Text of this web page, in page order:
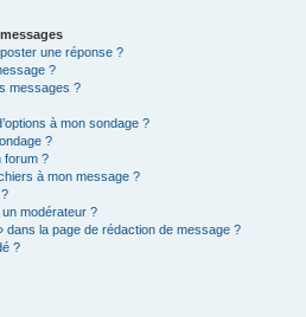
une réponse ?
?
messages ?
à mon sondage ?
?
forum ?
à mon message ?
modérateur ?
dans la page de rédaction de message ?
?